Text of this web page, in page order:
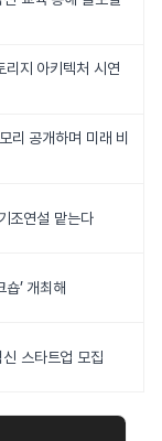
지 아키텍처 시연
공개하며 미래 비
조연설 맡는다
’ 개최해
스타트업 모집